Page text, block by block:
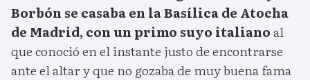
Borbón se casaba en la Basílica de Atocha
de Madrid, con un primo suyo italianoal
que conoció en el instante justo de encontrarse
ante el altar y que no gozaba de muy buena fama